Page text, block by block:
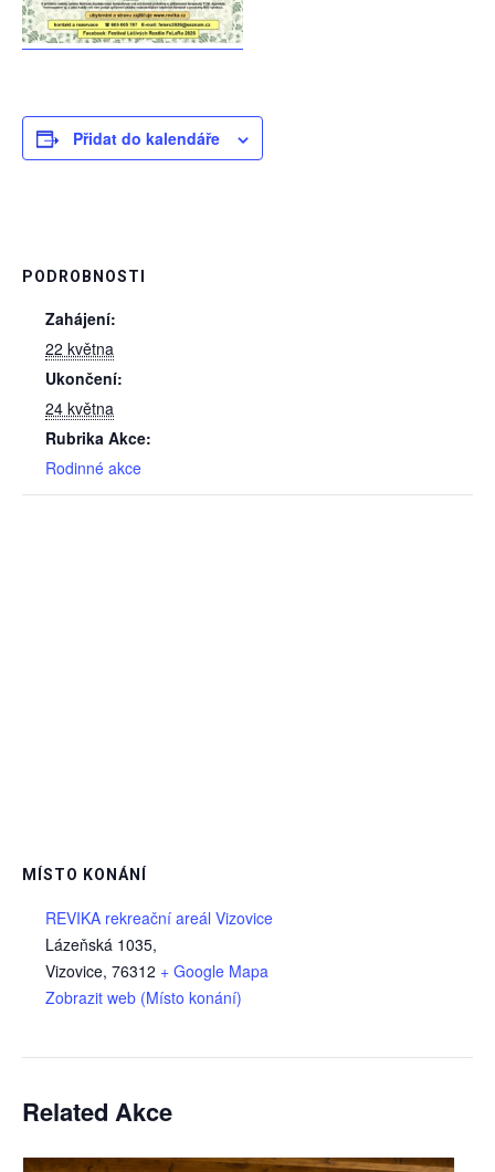
Přidat do kalendáře
PODROBNOSTI
Zahájení:
22 května
Ukončení:
24 května
Rubrika Akce:
Rodinné akce
MÍSTO KONÁNÍ
REVIKA rekreační areál Vizovice
Lázeňská 1035,
Vizovice, 76312 + Google Mapa
Zobrazit web (Místo konání)
Related Akce